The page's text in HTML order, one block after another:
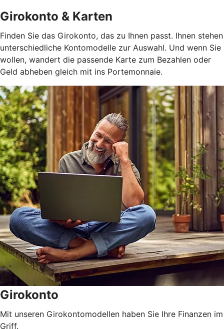
Girokonto & Karten
Finden Sie das Girokonto, das zu Ihnen passt. Ihnen stehen
unterschiedliche Kontomodelle zur Auswahl. Und wenn Sie
wollen, wandert die passende Karte zum Bezahlen oder
Geld abheben gleich mit ins Portemonnaie.
Girokonto
Mit unseren Girokontomodellen haben Sie Ihre Finanzen im
Griff.